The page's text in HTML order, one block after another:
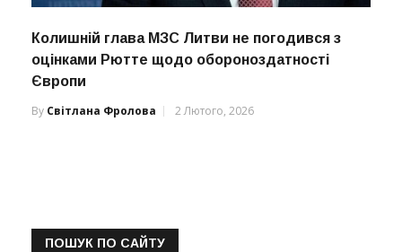
Колишній глава МЗС Литви не погодився з
оцінками Рютте щодо обороноздатності
Європи
By Світлана Фролова 2 Лютого, 2026
ПОШУК ПО САЙТУ